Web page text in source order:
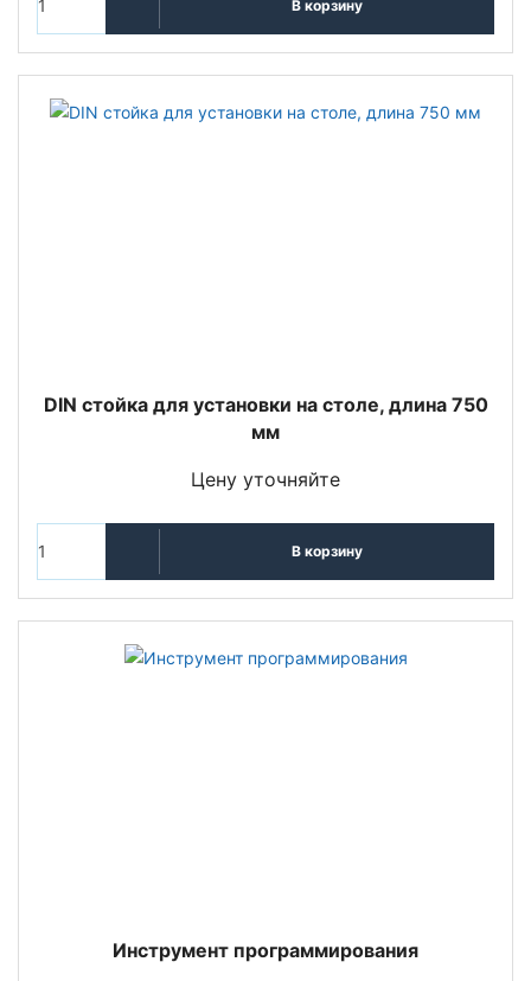
В корзину
DIN стойка для установки на столе, длина 750
мм
Цену уточняйте
В корзину
Инструмент программирования